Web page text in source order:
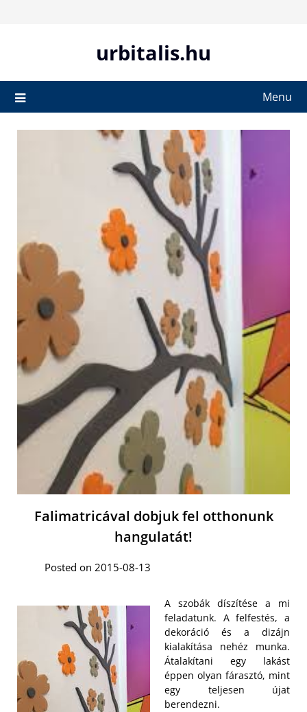
urbitalis.hu
Menu
Falimatricával dobjuk fel otthonunk
hangulatát!
Posted on 2015-08-13
A szobák díszítése a mi
feladatunk. A felfestés, a
dekoráció és a dizájn
kialakítása nehéz munka.
Átalakítani egy lakást
éppen olyan fárasztó, mint
egy teljesen újat
berendezni.